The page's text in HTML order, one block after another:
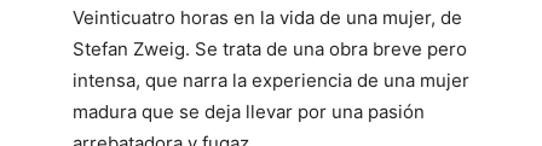
Veinticuatro horas en la vida de una mujer, de
Stefan Zweig. Se trata de una obra breve pero
intensa, que narra la experiencia de una mujer
madura que se deja llevar por una pasión